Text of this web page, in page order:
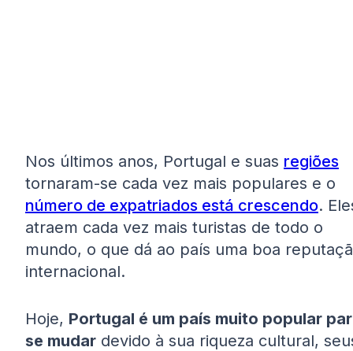
Nos últimos anos, Portugal e suas regiões
tornaram-se cada vez mais populares e o
número de expatriados está crescendo.
atraem cada vez mais turistas de todo o
mundo, o que dá ao país uma boa
internacional.
Hoje, Portugal é um país muito popular
se mudar devido à sua riqueza cultural,